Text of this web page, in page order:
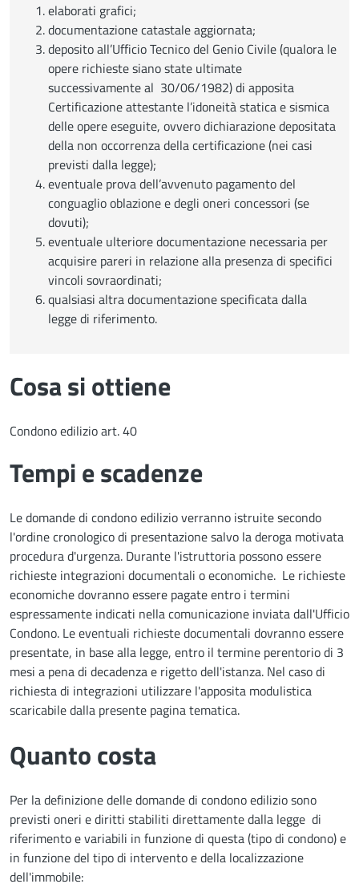
elaborati grafici;
documentazione catastale aggiornata;
deposito all’Ufficio Tecnico del Genio Civile (qualora le
opere richieste siano state ultimate
successivamente al 30/06/1982) di apposita
Certificazione attestante l’idoneità statica e sismica
delle opere eseguite, ovvero dichiarazione depositata
della non occorrenza della certificazione (nei casi
previsti dalla legge);
eventuale prova dell’avvenuto pagamento del
conguaglio oblazione e degli oneri concessori (se
dovuti);
eventuale ulteriore documentazione necessaria per
acquisire pareri in relazione alla presenza di specifici
vincoli sovraordinati;
qualsiasi altra documentazione specificata dalla
legge di riferimento.
Cosa si ottiene
Condono edilizio art. 40
Tempi e scadenze
Le domande di condono edilizio verranno istruite secondo
l'ordine cronologico di presentazione salvo la deroga motivata
procedura d'urgenza. Durante l'istruttoria possono essere
richieste integrazioni documentali o economiche. Le richieste
economiche dovranno essere pagate entro i termini
espressamente indicati nella comunicazione inviata dall'Ufficio
Condono. Le eventuali richieste documentali dovranno essere
presentate, in base alla legge, entro il termine perentorio di 3
mesi a pena di decadenza e rigetto dell'istanza. Nel caso di
richiesta di integrazioni utilizzare l'apposita modulistica
scaricabile dalla presente pagina tematica.
Quanto costa
Per la definizione delle domande di condono edilizio sono
previsti oneri e diritti stabiliti direttamente dalla legge di
riferimento e variabili in funzione di questa (tipo di condono) e
in funzione del tipo di intervento e della localizzazione
dell'immobile: